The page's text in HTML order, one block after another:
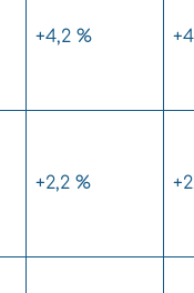
+4,2 %
+2,2 %